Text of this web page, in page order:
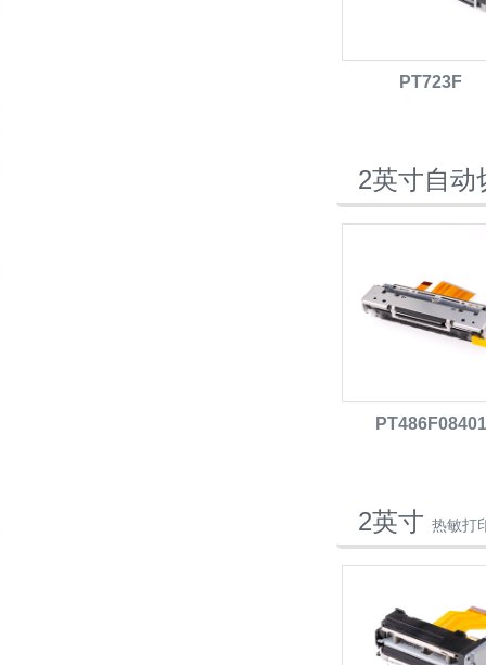
PT723F
2英寸自
PT486F08401
2英寸 热敏打